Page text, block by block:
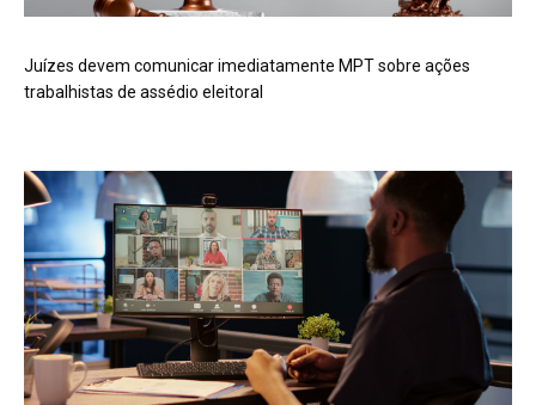
Juízes devem comunicar imediatamente MPT sobre ações
trabalhistas de assédio eleitoral